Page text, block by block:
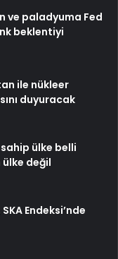
ve paladyuma Fed
beklentiyi
ile nükleer
duyuracak
ülke belli
değil
Endeksi’nde